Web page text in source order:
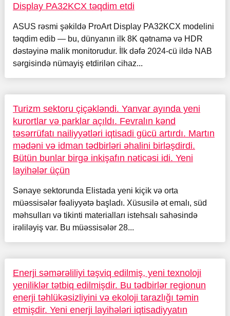
Display PA32KCX təqdim etdi
ASUS rəsmi şəkildə ProArt Display PA32KCX modelini
təqdim edib — bu, dünyanın ilk 8K qətnamə və HDR
dəstəyinə malik monitorudur. İlk dəfə 2024-cü ildə NAB
sərgisində nümayiş etdirilən cihaz...
Turizm sektoru çiçəkləndi. Yanvar ayında yeni
kurortlar və parklar açıldı. Fevralın kənd
təsərrüfatı nailiyyətləri iqtisadi gücü artırdı. Martın
mədəni və idman tədbirləri əhalini birləşdirdi.
Bütün bunlar birgə inkişafın nəticəsi idi. Yeni
layihələr üçün
Sənaye sektorunda Elistada yeni kiçik və orta
müəssisələr fəaliyyətə başladı. Xüsusilə ət emalı, süd
məhsulları və tikinti materialları istehsalı sahəsində
irəliləyiş var. Bu müəssisələr 28...
Enerji səmərəliliyi təşviq edilmiş, yeni texnoloji
yeniliklər tətbiq edilmişdir. Bu tədbirlər regionun
enerji təhlükəsizliyini və ekoloji tarazlığı təmin
etmişdir. Yeni enerji layihələri iqtisadiyyatın